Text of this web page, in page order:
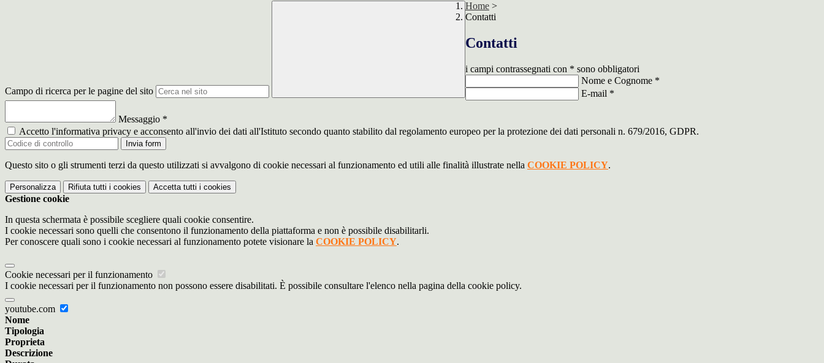
Campo di ricerca per le pagine del sito
Home >
Contatti
Contatti
i campi contrassegnati con * sono obbligatori
Nome e Cognome *
E-mail *
Messaggio *
Accetto l'informativa privacy e acconsento all'invio dei dati all'Istituto secondo quanto stabilito dal regolamento europeo per la protezione dei dati personali n. 679/2016, GDPR.
Invia form
Questo sito o gli strumenti terzi da questo utilizzati si avvalgono di cookie necessari al funzionamento ed utili alle finalità illustrate nella COOKIE POLICY.
Personalizza Rifiuta tutti i cookies Accetta tutti i cookies
Gestione cookie
In questa schermata è possibile scegliere quali cookie consentire.
I cookie necessari sono quelli che consentono il funzionamento della piattaforma e non è possibile disabilitarli.
Per conoscere quali sono i cookie necessari al funzionamento potete visionare la COOKIE POLICY.
Cookie necessari per il funzionamento
I cookie necessari per il funzionamento non possono essere disabilitati. È possibile consultare l'elenco nella pagina della cookie policy.
youtube.com
Nome
Tipologia
Proprieta
Descrizione